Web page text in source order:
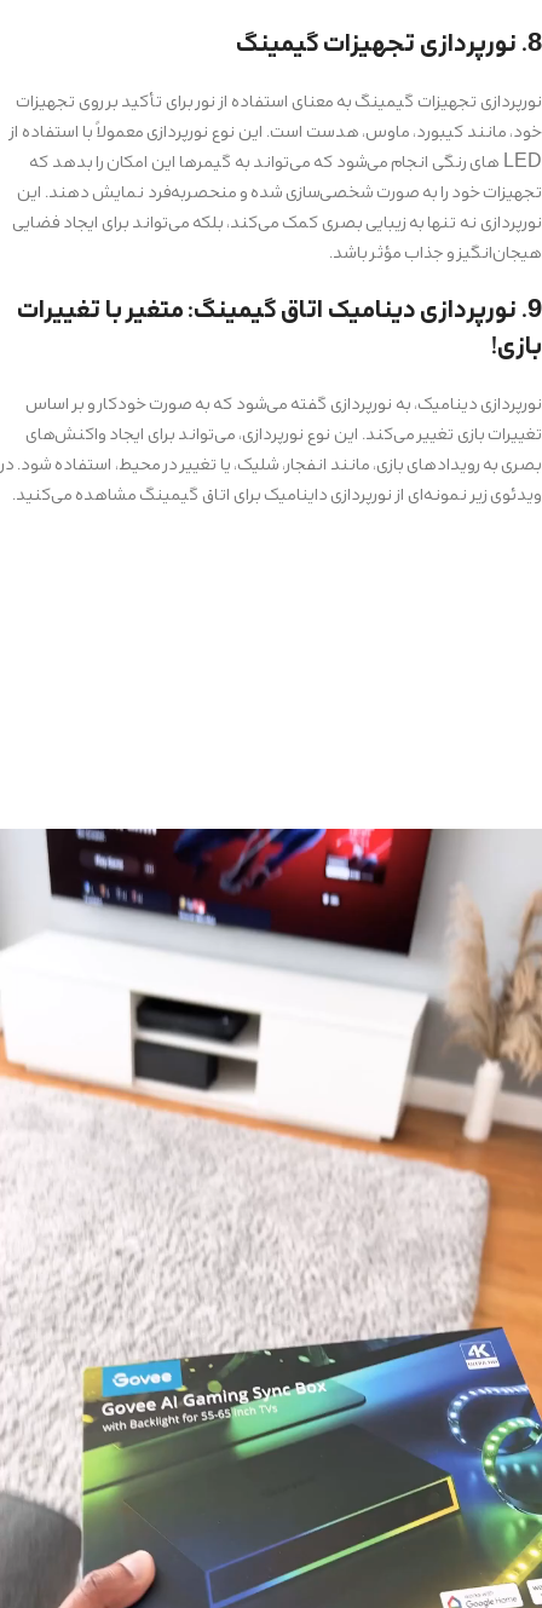
8. نورپردازی تجهیزات گیمینگ
نورپردازی تجهیزات گیمینگ به معنای استفاده از نور برای تأکید بر روی تجهیزات
خود، مانند کیبورد، ماوس، هدست است. این نوع نورپردازی معمولاً با استفاده از
LED های رنگی انجام می‌شود که می‌تواند به گیمرها این امکان را بدهد که
تجهیزات خود را به صورت شخصی‌سازی شده و منحصربه‌فرد نمایش دهند. این
نورپردازی نه تنها به زیبایی بصری کمک می‌کند، بلکه می‌تواند برای ایجاد فضایی
هیجان‌انگیز و جذاب مؤثر باشد.
9. نورپردازی دینامیک اتاق گیمینگ: متغیر با تغییرات
بازی!
نورپردازی دینامیک، به نورپردازی گفته می‌شود که به صورت خودکار و بر اساس
تغییرات بازی تغییر می‌کند. این نوع نورپردازی، می‌تواند برای ایجاد واکنش‌های
بصری به رویدادهای بازی، مانند انفجار، شلیک، یا تغییر در محیط، استفاده شود. در
ویدئوی زیر نمونه‌ای از نورپردازی داینامیک برای اتاق گیمینگ مشاهده می‌کنید.